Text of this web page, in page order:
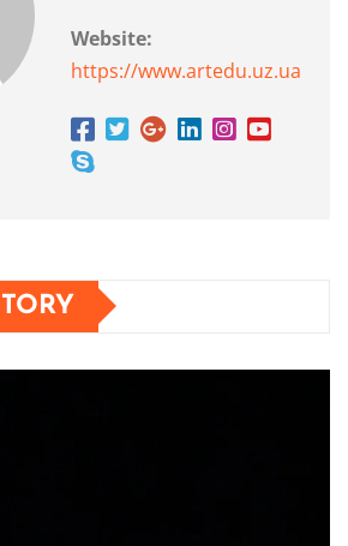
Website:
https://www.artedu.uz.ua